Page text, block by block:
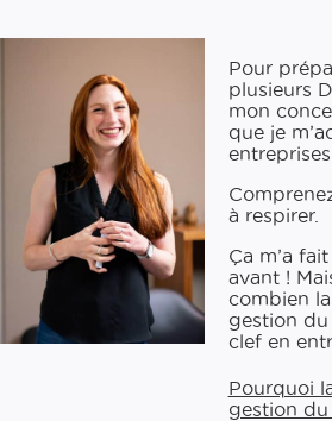
Pour
plusieurs
mon
que je
à respirer.
Ça m’a
avant !
combien
gestion
clef en
Pourquoi
gestion du